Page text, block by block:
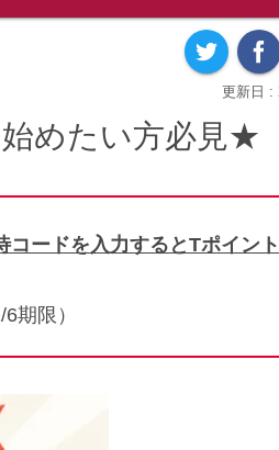
めたい方必見★
コードを入力するとTポイント
期限）